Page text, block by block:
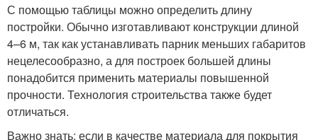
С помощью таблицы можно определить длину
постройки. Обычно изготавливают конструкции длиной
4–6 м, так как устанавливать парник меньших габаритов
нецелесообразно, а для построек большей длины
понадобится применить материалы повышенной
прочности. Технология строительства также будет
отличаться.
Важно знать: если в качестве материала для покрытия